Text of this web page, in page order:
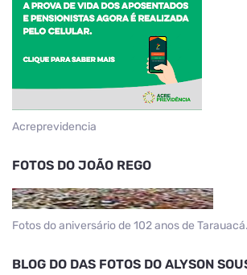
Acreprevidencia
FOTOS DO JOÃO REGO
Fotos do aniversário de 102 anos de
BLOG DO DAS FOTOS DO ALYSON